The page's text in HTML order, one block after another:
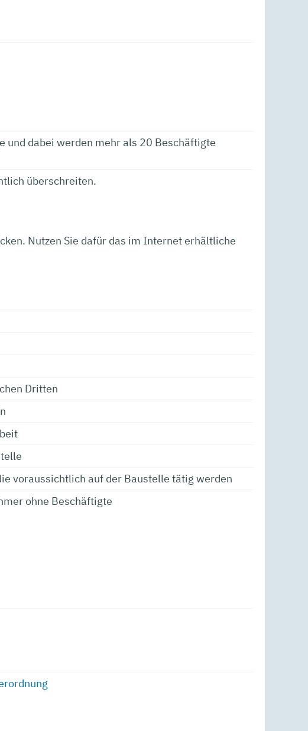
dabei werden mehr als 20 Beschäftigte
überschreiten.
Nutzen Sie dafür das im Internet erhältliche
Dritten
voraussichtlich auf der Baustelle tätig werden
ohne Beschäftigte